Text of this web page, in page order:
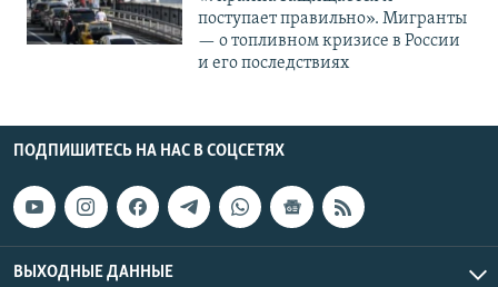
поступает правильно». Мигранты
— о топливном кризисе в России
и его последствиях
ПОДПИШИТЕСЬ НА НАС В СОЦСЕТЯХ
ВЫХОДНЫЕ ДАННЫЕ